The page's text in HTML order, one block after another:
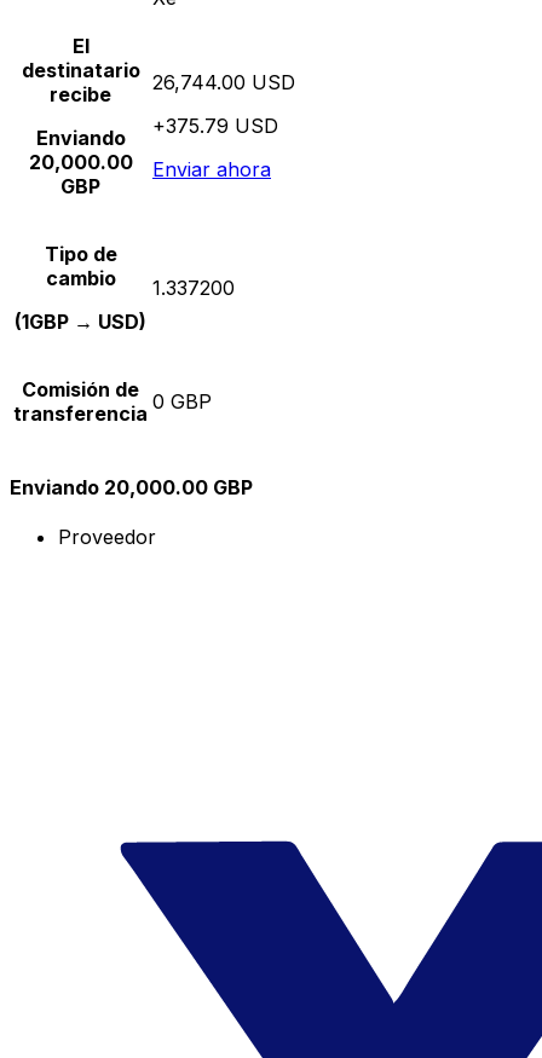
El
destinatario
recibe
Enviando
20,000.00
GBP
26,744.00 USD
+375.79 USD
Enviar ahora
Tipo de
cambio
(1GBP → USD)
1.337200
Comisión de
transferencia 0 GBP
Enviando 20,000.00 GBP
Proveedor